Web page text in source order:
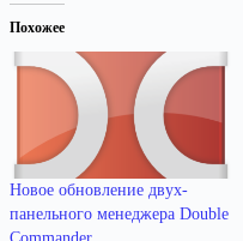
Похожее
Новое обновление двух-
панельного менеджера Double